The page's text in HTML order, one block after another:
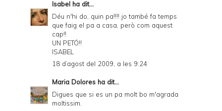
Isabel ha dit...
Déu n'hi do, quin pa!!!! jo també fa temps
que faig el pa a casa, però com aquest
cap!!
UN PETÓ!!
ISABEL
18 d’agost del 2009, a les 9:24
Maria Dolores ha dit...
Digues que si es un pa molt bo m'agrada
moltissim.